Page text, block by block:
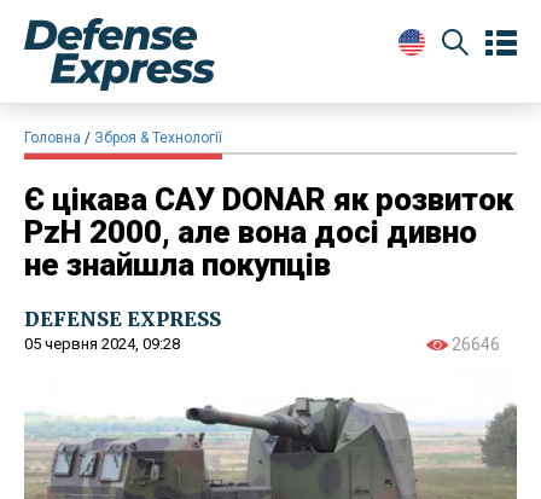
Головна Зброя & Технології
Є цікава САУ DONAR як розвиток
PzH 2000, але вона досі дивно
не знайшла покупців
DEFENSE EXPRESS
05 червня 2024, 09:28 26646